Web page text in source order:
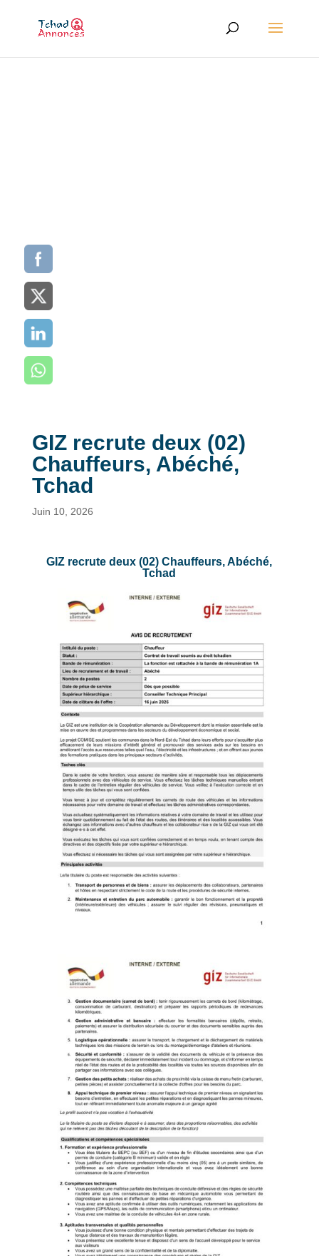
GIZ recrute deux (02)
Chauffeurs, Abéché,
Tchad
Juin 10, 2026
GIZ recrute deux (02) Chauffeurs, Abéché,
Tchad